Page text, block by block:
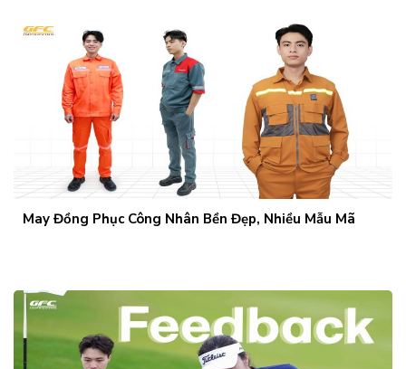
May Đồng Phục Công Nhân Bền Đẹp, Nhiều Mẫu Mã